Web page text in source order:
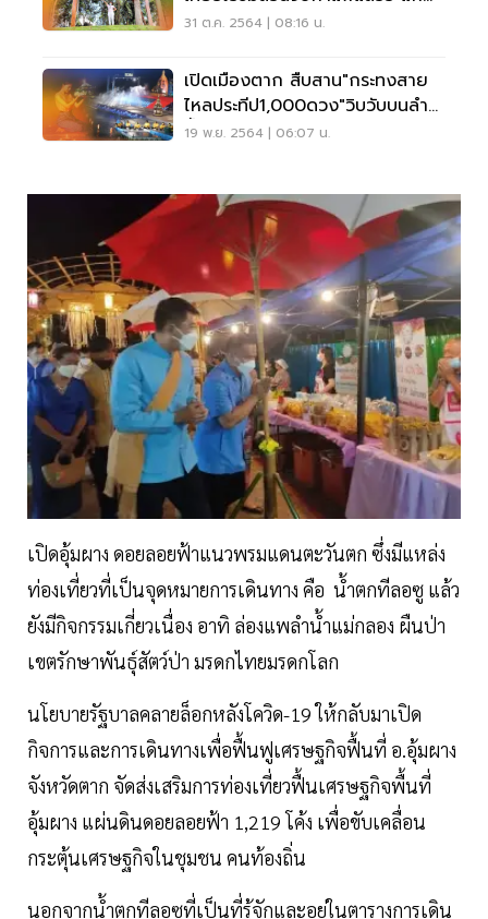
รนด์แคนยอน"
31 ต.ค. 2564 | 08:16 น.
เปิดเมืองตาก สืบสาน"กระทงสาย
ไหลประทีป1,000ดวง"วิบวับบนลำ
น้ำปิง
19 พ.ย. 2564 | 06:07 น.
เปิดอุ้มผาง ดอยลอยฟ้าแนวพรมแดนตะวันตก ซึ่งมีแหล่ง
ท่องเที่ยวที่เป็นจุดหมายการเดินทาง คือ น้ำตกทีลอซู แล้ว
ยังมีกิจกรรมเกี่ยวเนื่อง อาทิ ล่องแพลำน้ำแม่กลอง ผืนป่า
เขตรักษาพันธุ์สัตว์ป่า มรดกไทยมรดกโลก
นโยบายรัฐบาลคลายล็อกหลังโควิด-19 ให้กลับมาเปิด
กิจการและการเดินทางเพื่อฟื้นฟูเศรษฐกิจฟื้นที่ อ.อุ้มผาง
จังหวัดตาก จัดส่งเสริมการท่องเที่ยวฟื้นเศรษฐกิจพื้นที่
อุ้มผาง แผ่นดินดอยลอยฟ้า 1,219 โค้ง เพื่อขับเคลื่อน
กระตุ้นเศรษฐกิจในชุมชน คนท้องถิ่น
นอกจากน้ำตกทีลอซูที่เป็นที่รู้จักและอยู่ในตารางการเดิน